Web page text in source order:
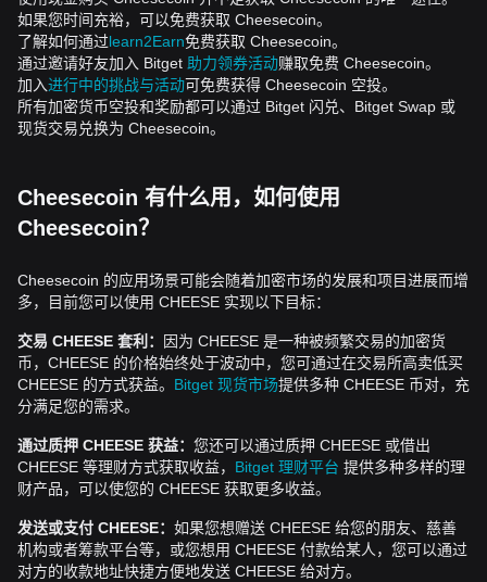
如果您时间充裕，可以免费获取 Cheesecoin。
了解如何通过learn2Earn免费获取 Cheesecoin。
通过邀请好友加入 Bitget 助力领券活动赚取免费 Cheesecoin。
加入进行中的挑战与活动可免费获得 Cheesecoin 空投。
所有加密货币空投和奖励都可以通过 Bitget 闪兑、Bitget Swap 或
现货交易兑换为 Cheesecoin。
Cheesecoin 有什么用，如何使用
Cheesecoin？
Cheesecoin 的应用场景可能会随着加密市场的发展和项目进展而增
多，目前您可以使用 CHEESE 实现以下目标：
交易 CHEESE 套利：
因为 CHEESE 是一种被频繁交易的加密货
币，CHEESE 的价格始终处于波动中，您可通过在交易所高卖低买
CHEESE 的方式获益。 Bitget 现货市场提供多种 CHEESE 币对，充
分满足您的需求。
通过质押 CHEESE 获益： 您还可以通过质押 CHEESE 或借出
CHEESE 等理财方式获取收益， Bitget 理财平台 提供多种多样的理
财产品，可以使您的 CHEESE 获取更多收益。
发送或支付 CHEESE： 如果您想赠送 CHEESE 给您的朋友、慈善
机构或者筹款平台等，或您想用 CHEESE 付款给某人，您可以通过
对方的收款地址快捷方便地发送 CHEESE 给对方。